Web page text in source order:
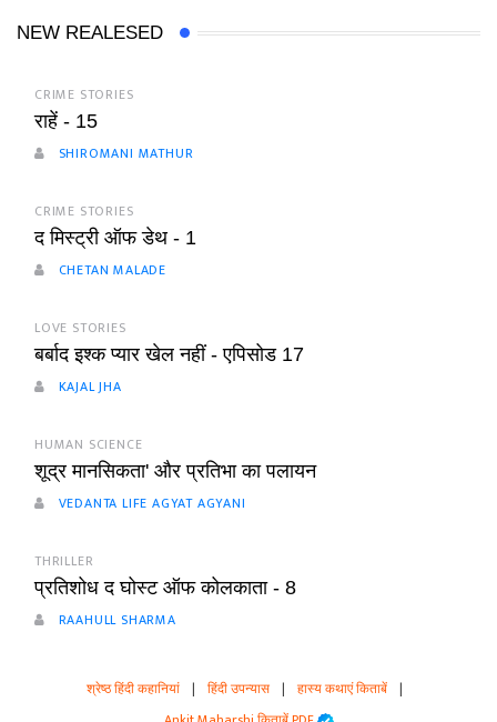
NEW REALESED
CRIME STORIES
राहें - 15
SHIROMANI MATHUR
CRIME STORIES
द मिस्ट्री ऑफ डेथ - 1
CHETAN MALADE
LOVE STORIES
बर्बाद इश्क प्यार खेल नहीं - एपिसोड 17
KAJAL JHA
HUMAN SCIENCE
शूद्र मानसिकता' और प्रतिभा का पलायन
VEDANTA LIFE AGYAT AGYANI
THRILLER
प्रतिशोध द घोस्ट ऑफ कोलकाता - 8
RAAHULL SHARMA
श्रेष्ठ हिंदी कहानियां | हिंदी उपन्यास | हास्य कथाएं किताबें |